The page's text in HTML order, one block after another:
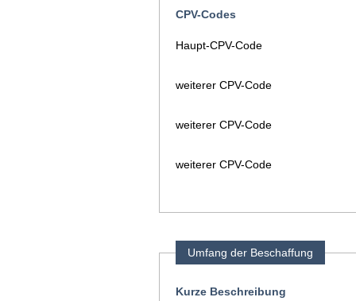
CPV-Codes
Haupt-CPV-Code
weiterer CPV-Code
weiterer CPV-Code
weiterer CPV-Code
Umfang der Beschaffung
Kurze Beschreibung